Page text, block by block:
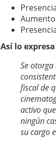
Así lo
Se
fiscal de
activo
ningún
su cargo